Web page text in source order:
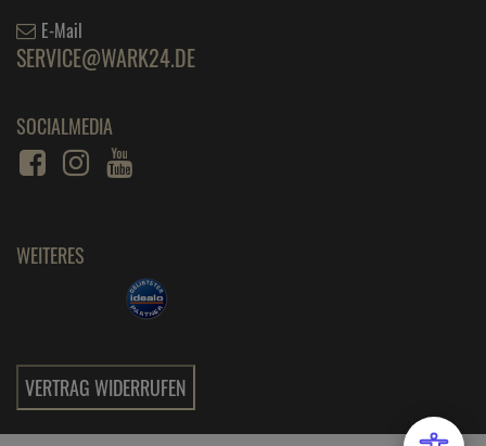
E-Mail
SERVICE@WARK24.DE
SOCIALMEDIA
WEITERES
VERTRAG WIDERRUFEN